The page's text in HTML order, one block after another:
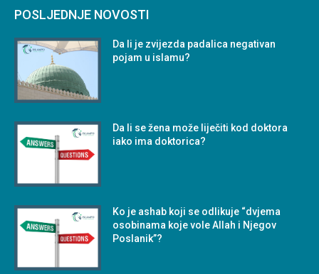
POSLJEDNJE NOVOSTI
Da li je zvijezda padalica negativan
pojam u islamu?
Da li se žena može liječiti kod doktora
iako ima doktorica?
Ko je ashab koji se odlikuje “dvjema
osobinama koje vole Allah i Njegov
Poslanik”?